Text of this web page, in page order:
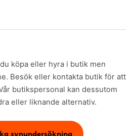
köpa eller hyra i butik men
Besök eller kontakta butik för att
butikspersonal kan dessutom
eller liknande alternativ.
synundersökning